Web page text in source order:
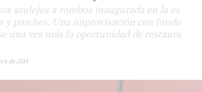
azulejos a rombos inaugurada en la
y parches. Una improvisación con fondos
una vez más la oportunidad de restaurar el
de 2014